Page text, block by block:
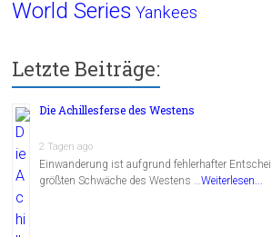
World Series Yankees
Letzte Beiträge:
Die Achillesferse des Westens
2 Tagen ago
Einwanderung ist aufgrund fehlerhafter
größten Schwäche des Westens …Weiterlesen...